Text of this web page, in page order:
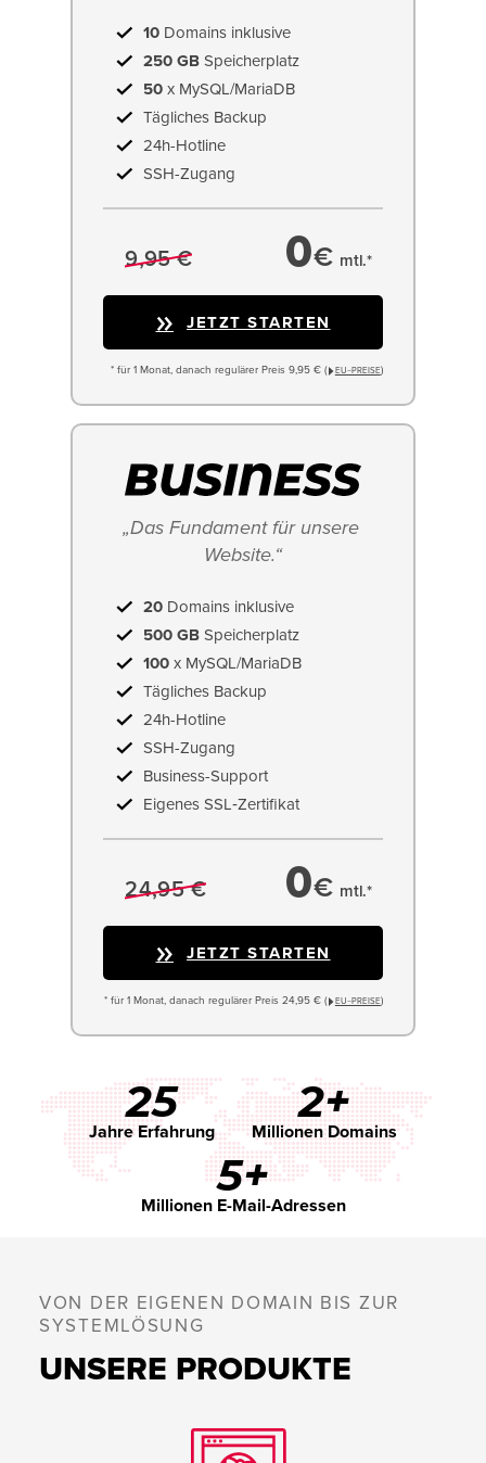
10 Domains inklusive
250 GB Speicherplatz
50 x MySQL/MariaDB
Tägliches Backup
24h-Hotline
SSH-Zugang
9,95 € 0€ mtl.*
JETZT STARTEN
* für 1 Monat, danach regulärer Preis 9,95 € ( EU−PREISE)
„Das Fundament für unsere
Website.“
20 Domains inklusive
500 GB Speicherplatz
100 x MySQL/MariaDB
Tägliches Backup
24h-Hotline
SSH-Zugang
Business-Support
Eigenes SSL‑Zertifikat
24,95 € 0€ mtl.*
JETZT STARTEN
* für 1 Monat, danach regulärer Preis 24,95 € ( EU−PREISE)
25
Jahre Erfahrung
2+
Millionen Domains
5+
Millionen E-Mail-Adressen
VON DER EIGENEN DOMAIN BIS ZUR
SYSTEMLÖSUNG
UNSERE PRODUKTE